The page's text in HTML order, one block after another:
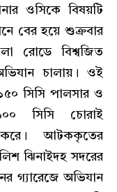
ওসিকে বিষয়টি
বের হয়ে শুক্রবার
রোডে বিশ্বজিত
চালায়। ওই
সিসি পালসার ও
সিসি চোরাই
আটককৃতের
ঝিনাইদহ সদরের
গ্যারেজে অভিযান